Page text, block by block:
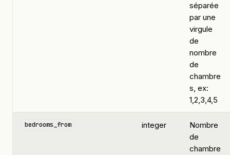
séparée
par une
virgule
de
nombre
de
chambre
s, ex:
1,2,3,4,5
bedrooms_from integer
Nombre
de
chambre